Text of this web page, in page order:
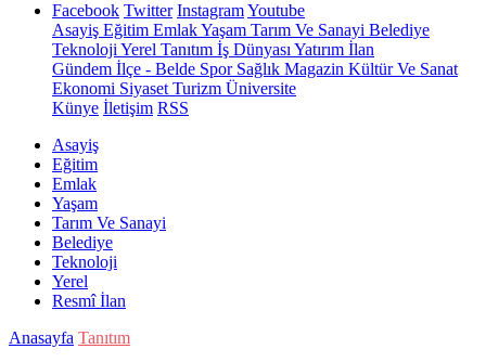
Facebook Twitter InstagramYoutube
Asayiş Eğitim EmlakYaşam Tarım Ve Sanayi Belediye
Teknoloji Yerel Tanıtım İş Dünyası Yatırım İlan
Gündem İlçe - Belde SporSağlık Magazin Kültür Ve Sanat
Ekonomi Siyaset Turizm Üniversite
Künye İletişim RSS
Asayiş
Eğitim
Emlak
Yaşam
Tarım Ve Sanayi
Belediye
Teknoloji
Yerel
Resmî İlan
Anasayfa Tanıtım